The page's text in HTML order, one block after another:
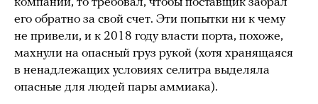
его обратно за свой счет. Эти попытки ни к чему
не привели, и к 2018 году власти порта, похоже,
махнули на опасный груз рукой (хотя хранящаяся
в ненадлежащих условиях селитра выделяла
опасные для людей пары аммиака).